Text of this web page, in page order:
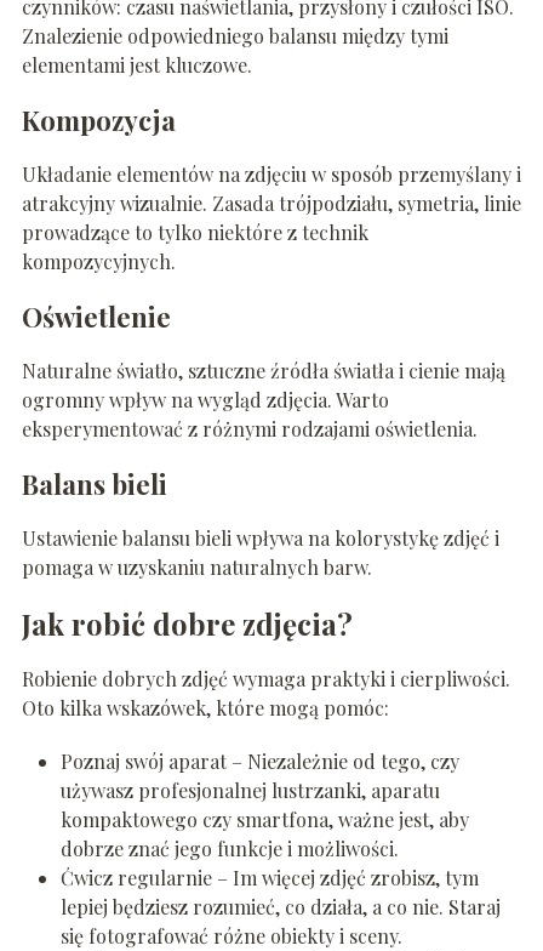
czynników: czasu naświetlania, przysłony i czułości ISO.
Znalezienie odpowiedniego balansu między tymi
elementami jest kluczowe.
Kompozycja
Układanie elementów na zdjęciu w sposób przemyślany i
atrakcyjny wizualnie. Zasada trójpodziału, symetria, linie
prowadzące to tylko niektóre z technik
kompozycyjnych.
Oświetlenie
Naturalne światło, sztuczne źródła światła i cienie mają
ogromny wpływ na wygląd zdjęcia. Warto
eksperymentować z różnymi rodzajami oświetlenia.
Balans bieli
Ustawienie balansu bieli wpływa na kolorystykę zdjęć i
pomaga w uzyskaniu naturalnych barw.
Jak robić dobre zdjęcia?
Robienie dobrych zdjęć wymaga praktyki i cierpliwości.
Oto kilka wskazówek, które mogą pomóc:
Poznaj swój aparat – Niezależnie od tego, czy
używasz profesjonalnej lustrzanki, aparatu
kompaktowego czy smartfona, ważne jest, aby
dobrze znać jego funkcje i możliwości.
Ćwicz regularnie – Im więcej zdjęć zrobisz, tym
lepiej będziesz rozumieć, co działa, a co nie. Staraj
się fotografować różne obiekty i sceny.